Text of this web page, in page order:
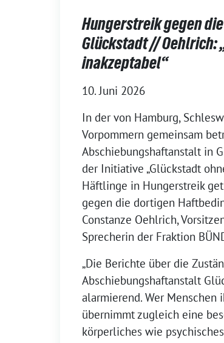
Hungerstreik gegen
Glückstadt // Oehlrich:
inakzeptabel“
10. Juni 2026
In der von Hamburg,
Vorpommern gemeinsam
Abschiebungshaftanstalt in
der Initiative „Glückstadt
Häftlinge in Hungerstreik
gegen die dortigen
Constanze Oehlrich,
Sprecherin der Fraktion
„Die Berichte über die
Abschiebungshaftanstalt
alarmierend. Wer
übernimmt zugleich eine
körperliches wie